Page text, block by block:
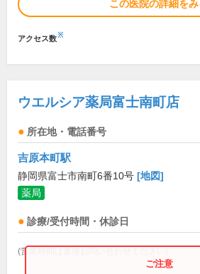
この医院の詳細をみ
アクセス数※
ウエルシア薬局富士南町店
所在地・電話番号
吉原本町駅
静岡県富士市南町6番10号 [地図]
薬局
診療/受付時間・休診日
(営業時間は直接お問い合わせください)